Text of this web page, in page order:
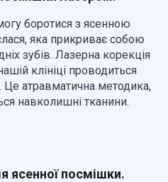
боротися з ясенною
яка прикриває собою
зубів. Лазерна корекція
клініці проводиться
Це атравматична методика,
навколишні тканини.
ясенної посмішки.